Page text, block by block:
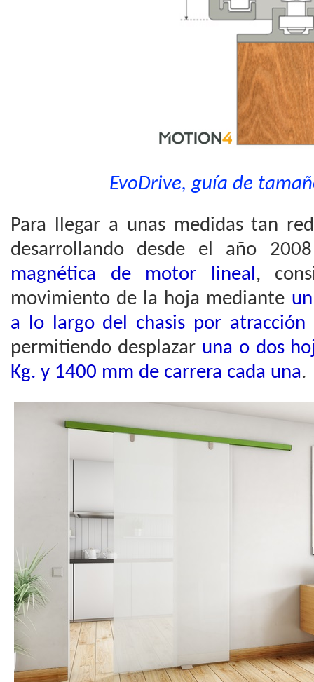
EvoDrive, guía de
Para llegar a unas medidas tan
desarrollando desde el año 2008
magnética de motor lineal,
movimiento de la hoja mediante
a lo largo del chasis por atracción
permitiendo desplazar una o dos
Kg. y 1400 mm de carrera cada una.